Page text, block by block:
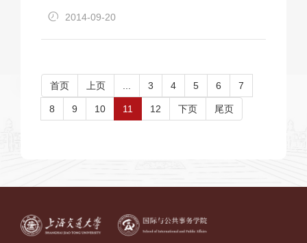
2014-09-20
首页 上页 3 4 5 6 7
8 9 10 11 12 下页 尾页